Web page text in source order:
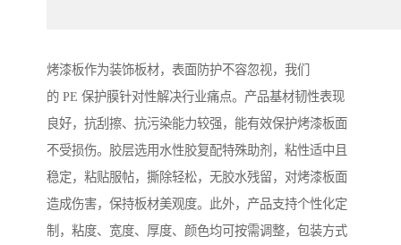
烤漆板作为装饰板材，表面防护不容忽视，我们
的 PE 保护膜针对性解决行业痛点。产品基材韧性表现
良好，抗刮擦、抗污染能力较强，能有效保护烤漆板面
不受损伤。胶层选用水性胶复配特殊助剂，粘性适中且
稳定，粘贴服帖，撕除轻松，无胶水残留，对烤漆板面
造成伤害，保持板材美观度。此外，产品支持个性化定
制，粘度、宽度、厚度、颜色均可按需调整，包装方式